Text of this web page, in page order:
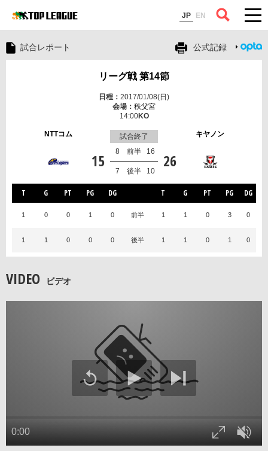
JP EN
コラム
試合レポート 公式記録
リーグ戦 第14節
2017/01/08(日)
秩父宮
14:00
NTTコム キヤノン
試合終了
15 26
前半
8 16
後半
7 10
T G PT PG DG T G PT PG DG
1 0 0 1 0 前半 1 1 0 3 0
1 1 0 0 0 後半 1 1 0 1 0
VIDEO ビデオ